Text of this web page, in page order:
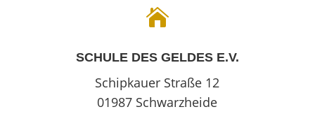

SCHULE DES GELDES E.V.
Schipkauer Straße 12
01987 Schwarzheide